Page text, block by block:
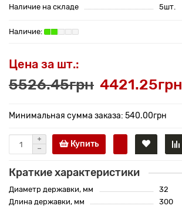
Наличие на складе
5шт.
Цена за шт.:
5526.45грн 4421.25грн
Минимальная сумма заказа: 540.00грн
Купить
Краткие характеристики
Диаметр державки, мм
32
Длина державки, мм
300